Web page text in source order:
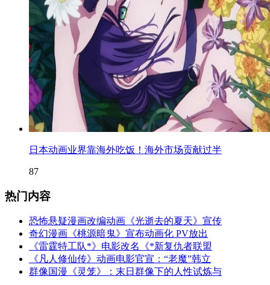
日本动画业界靠海外吃饭！海外市场贡献过半
87
热门内容
恐怖悬疑漫画改编动画《光逝去的夏天》宣传
奇幻漫画《桃源暗鬼》宣布动画化 PV放出
《雷霆特工队*》电影改名《*新复仇者联盟
《凡人修仙传》动画电影官宣：“老魔”韩立
群像国漫《灵笼》：末日群像下的人性试炼与